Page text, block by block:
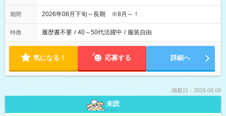
期間 2026年08月下旬～長期 ※8月～！
特徴 履歴書不要 / 40～50代活躍中 / 服装自由
気になる！ 応募する 詳細へ
掲載日：2026.08.09
未読